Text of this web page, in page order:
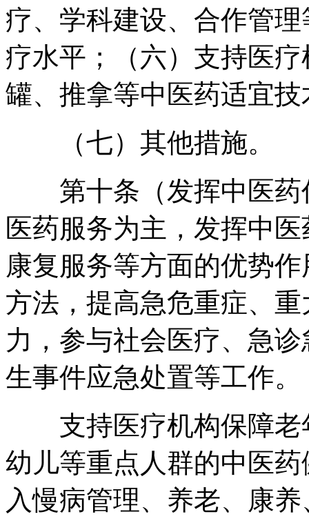
疗、学科建设、合作管理
疗水平 ；
（六）支持医
罐、推拿等中医药适宜技
（七）其他措施。
第十条（发挥中医药
医药服务为主 ， 发挥中
康复服务等方面的优势作
方法 ， 提高急危重症、
力 ， 参与社会医疗、急
生事件应急处置等工作。
支持医疗机构保障老
幼儿等重点人群的中医
入慢病管理、养老、康